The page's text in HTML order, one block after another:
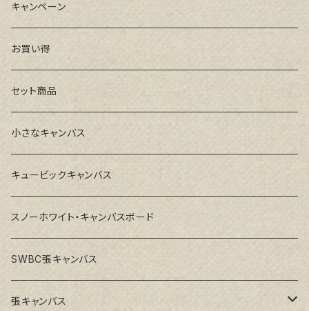
キャンペーン
お買い得
セット商品
小さなキャンバス
キュービックキャンバス
スノーホワイト・キャンバスボード
SWBC張キャンバス
張キャンバス